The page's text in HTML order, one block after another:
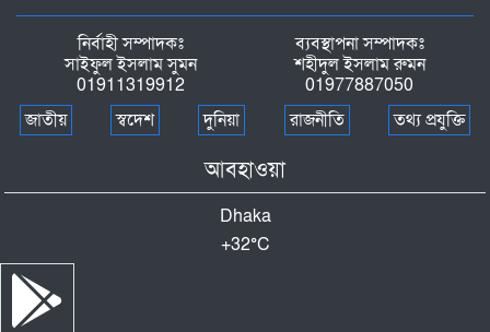
নির্বাহী সম্পাদকঃ
সাইফুল ইসলাম সুমন
01911319912
ব্যবস্থাপনা সম্পাদকঃ
শহীদুল ইসলাম রুমন
01977887050
জাতীয়
স্বদেশ দুনিয়া রাজনীতি তথ্য প্রযুক্তি
আবহাওয়া
Dhaka
+32°C